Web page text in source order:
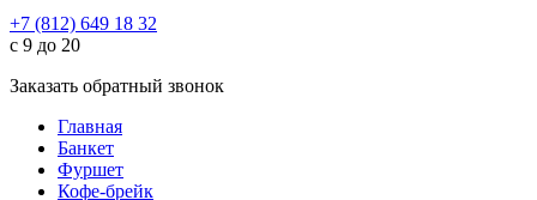
+7 (812) 649 18 32
с 9 до 20
Заказать обратный звонок
Главная
Банкет
Фуршет
Кофе-брейк